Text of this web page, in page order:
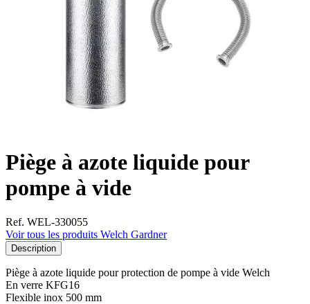
Piège à azote liquide pour
pompe à vide
Ref. WEL-330055
Voir tous les produits Welch Gardner
Description
Piège à azote liquide pour protection de pompe à vide Welch
En verre KFG16
Flexible inox 500 mm